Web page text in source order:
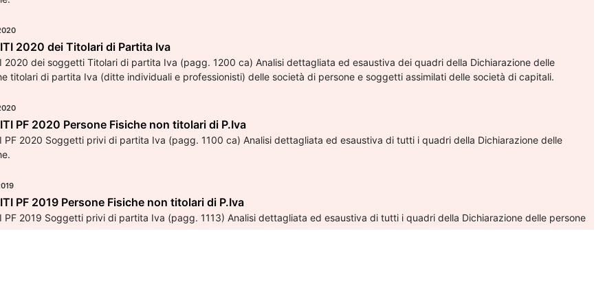
2020 dei Titolari di Partita Iva
2020 dei soggetti Titolari di partita Iva (pagg. 1200 ca) Analisi dettagliata ed esaustiva dei quadri della Dichiarazione delle
titolari di partita Iva (ditte individuali e professionisti) delle società di persone e soggetti assimilati delle società di capitali.
PF 2020 Persone Fisiche non titolari di P.Iva
PF 2020 Soggetti privi di partita Iva (pagg. 1100 ca) Analisi dettagliata ed esaustiva di tutti i quadri della Dichiarazione delle
PF 2019 Persone Fisiche non titolari di P.Iva
PF 2019 Soggetti privi di partita Iva (pagg. 1113) Analisi dettagliata ed esaustiva di tutti i quadri della Dichiarazione delle persone